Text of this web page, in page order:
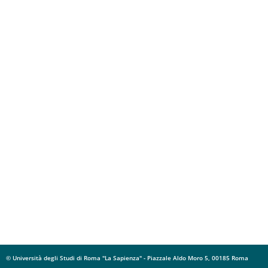
© Università degli Studi di Roma "La Sapienza" - Piazzale Aldo Moro 5, 00185 Roma